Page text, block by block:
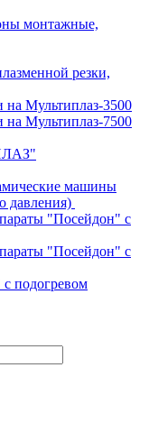
монтажные,
резки,
на Мультиплаз-3500
на Мультиплаз-7500
машины
давления)
"Посейдон" с
"Посейдон" с
подогревом